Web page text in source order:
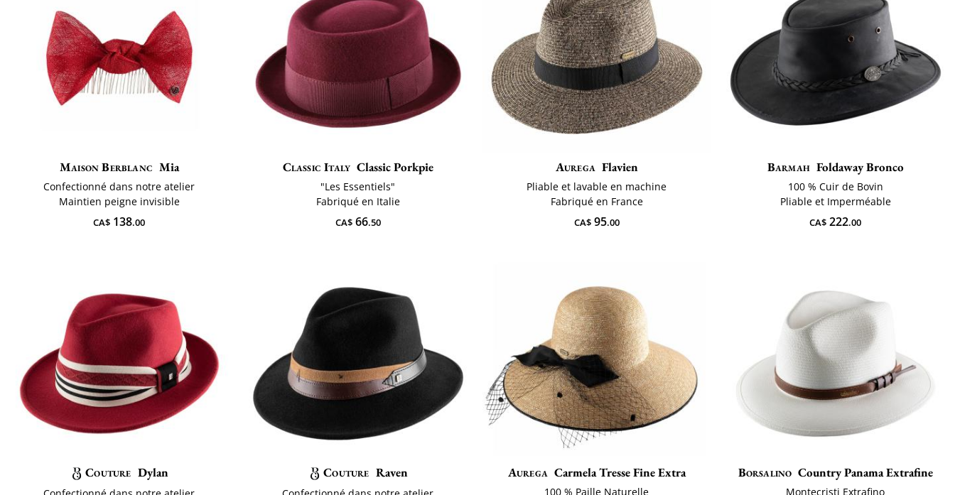
Maison Berblanc Mia
Confectionné dans notre atelier
Maintien peigne invisible
CA$ 138.00
Classic Italy Classic Porkpie
"Les Essentiels"
Fabriqué en Italie
CA$66.50
Aurega Flavien
Pliable et lavable en machine
Fabriqué en France
CA$95.00
Barmah Foldaway Bronco
100 % Cuir de Bovin
Pliable et Imperméable
CA$ 222.00
Couture Dylan Couture Raven Aurega Carmela Tresse Fine Extra
100 % Paille Naturelle
Borsalino Country Panama Extrafine
Montecristi Extrafino